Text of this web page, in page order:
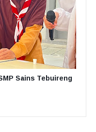
Sains Tebuireng